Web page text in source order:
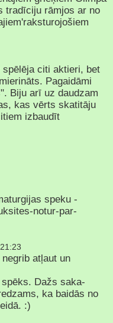
tradīciju rāmjos ar no
citi aktieri, bet
Pagaidāmi
Biju arī uz daudzam
kas vērts skatitāju
izbaudīt
speku -
notur-par-
atļaut un
Dažs saka-
ka baidās no
:)